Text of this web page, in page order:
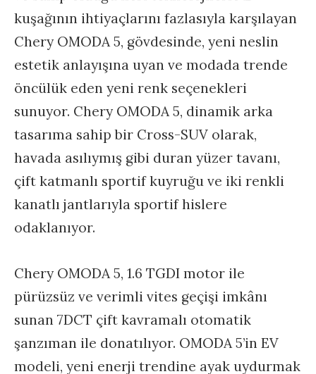
kuşağının ihtiyaçlarını fazlasıyla karşılayan
Chery OMODA 5, gövdesinde, yeni neslin
estetik anlayışına uyan ve modada trende
öncülük eden yeni renk seçenekleri
sunuyor. Chery OMODA 5, dinamik arka
tasarıma sahip bir Cross-SUV olarak,
havada asılıymış gibi duran yüzer tavanı,
çift katmanlı sportif kuyruğu ve iki renkli
kanatlı jantlarıyla sportif hislere
odaklanıyor.
Chery OMODA 5, 1.6 TGDI motor ile
pürüzsüz ve verimli vites geçişi imkânı
sunan 7DCT çift kavramalı otomatik
şanzıman ile donatılıyor. OMODA 5’in EV
modeli, yeni enerji trendine ayak uydurmak